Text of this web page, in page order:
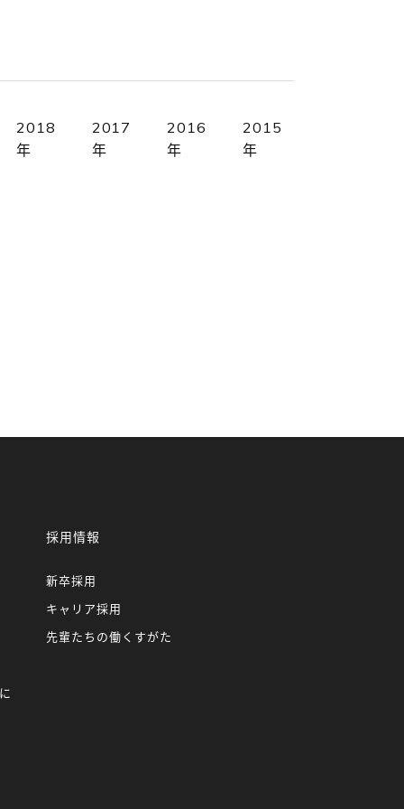
2018
年
2017
年
2016
年
2015
年
採用情報
新卒採用
キャリア採用
先輩たちの働くすがた